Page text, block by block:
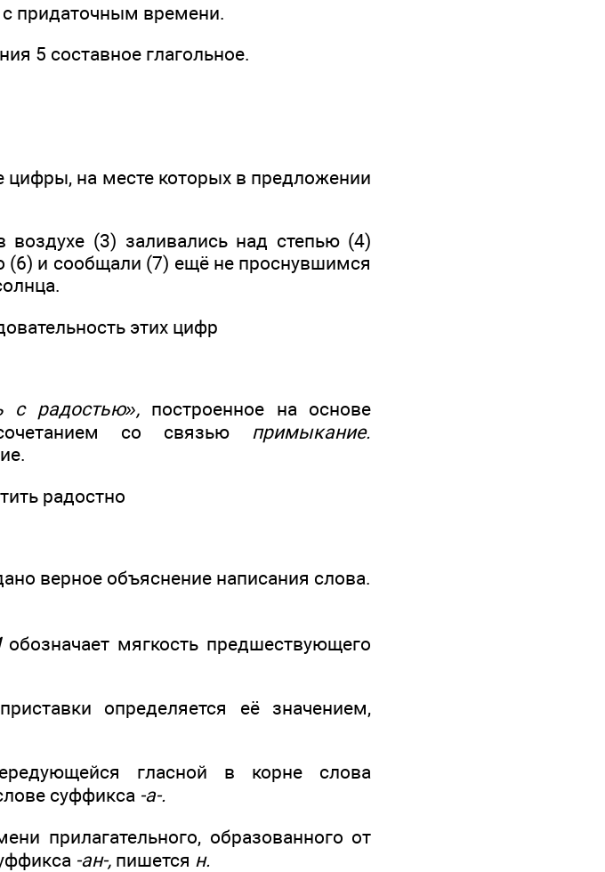
придаточным времени.
5 составное глагольное.
цифры, на месте которых в предложении
(3) заливались над степью (4)
(6) и сообщали (7) ещё не проснувшимся
этих цифр
с радостью»,построенное на основе
со связью примыкание.
радостно
верное объяснение написания слова.
обозначает мягкость предшествующего
определяется её значением,
гласной в корне слова
суффикса -а-.
прилагательного, образованного от
-ан-, пишется н.